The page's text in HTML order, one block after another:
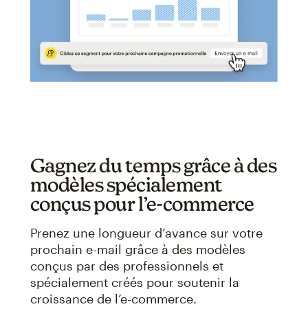
Gagnez du temps grâce à des
modèles spécialement
conçus pour l’e-commerce
Prenez une longueur d’avance sur votre
prochain e-mail grâce à des modèles
conçus par des professionnels et
spécialement créés pour soutenir la
croissance de l’e-commerce.